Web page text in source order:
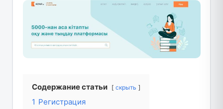
Содержание статьи скрыть
1 Регистрация